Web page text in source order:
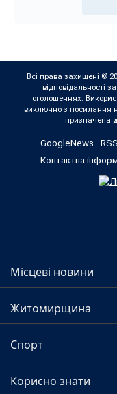
Всі права захищені ©
відповідальності
оголошеннях.
виключно з посилання
призначена
GoogleNews
Контактна
Місцеві новини
Житомирщина
Спорт
Корисно знати